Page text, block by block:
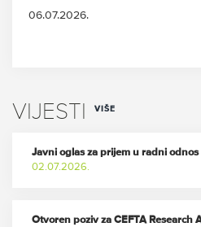
06.07.2026.
VIJESTI VIŠE
Javni oglas za prijem u radni
02.07.2026.
Otvoren poziv za CEFTA Research